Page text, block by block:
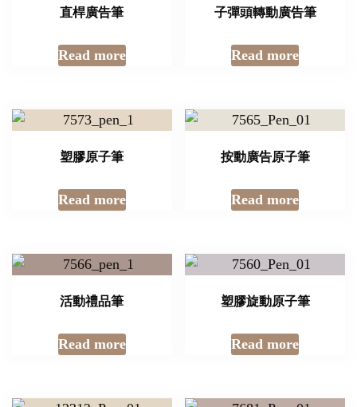
直桿廣告筆
Read more
子彈頭轉動廣告筆
Read more
塑膠原子筆
Read more
按動廣告原子筆
Read more
活動禮品筆
Read more
塑膠旋動原子筆
Read more